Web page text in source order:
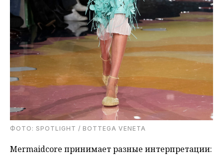
ФОТО: SPOTLIGHT / BOTTEGA VENETA
Mermaidcore принимает разные интерпретации: